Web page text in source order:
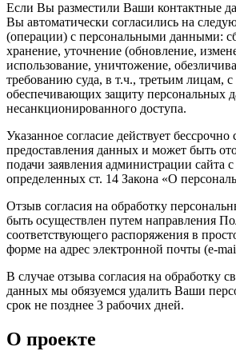
Если Вы разместили Ваши контактные
Вы автоматически согласились на
(операции) с персональными данными:
хранение, уточнение (обновление,
использование, уничтожение,
требованию суда, в т.ч., третьим лицам,
обеспечивающих защиту персональных
несанкционированного доступа.
Указанное согласие действует бессрочно
предоставления данных и может быть
подачи заявления администрации сайта
определенных ст. 14 Закона «О
Отзыв согласия на обработку
быть осуществлен путем направления
соответствующего распоряжения в
форме на адрес электронной почты (e-
В случае отзыва согласия на обработку
данных мы обязуемся удалить Ваши
срок не позднее 3 рабочих дней.
О проекте